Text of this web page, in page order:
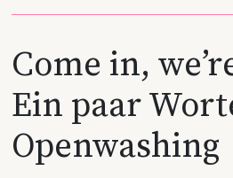
Come in,
Ein paar
Openwashing